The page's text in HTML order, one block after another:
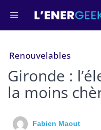
contenu
Menu
Renouvelables
Gironde :
la moins
Fabien Maout